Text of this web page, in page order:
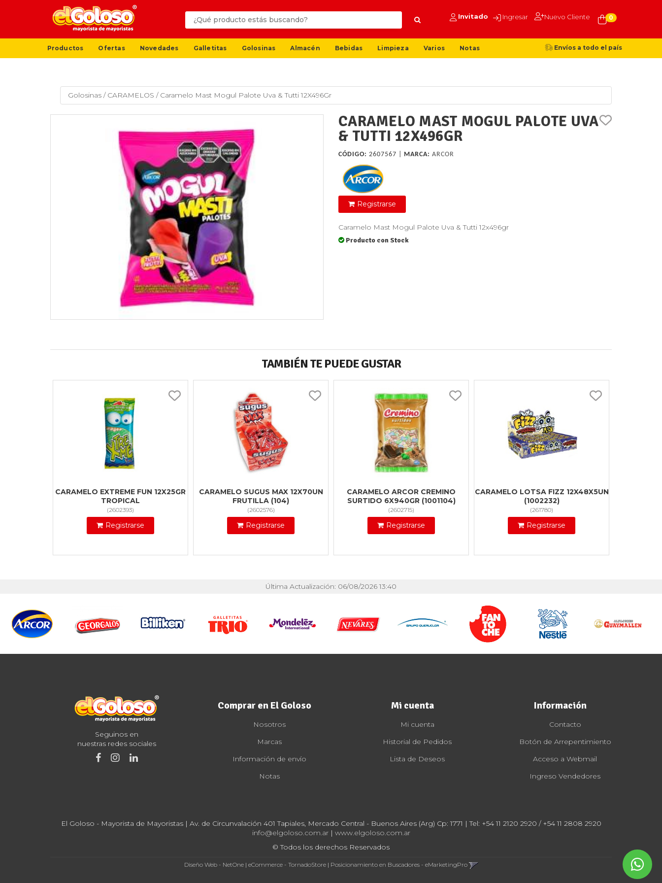
Invitado Ingresar Nuevo Cliente 0
Productos Ofertas Novedades Galletitas Golosinas Almacén Bebidas Limpieza Varios Notas Envíos a todo el país
Golosinas / CARAMELOS / Caramelo Mast Mogul Palote Uva & Tutti 12X496Gr
CARAMELO MAST MOGUL PALOTE UVA
& TUTTI 12X496GR
CÓDIGO: 2607567 | MARCA: ARCOR
Registrarse
Caramelo Mast Mogul Palote Uva & Tutti 12x496gr
Producto con Stock
TAMBIÉN TE PUEDE GUSTAR
CARAMELO EXTREME FUN 12X25GR
TROPICAL
(2602393)
Registrarse
CARAMELO SUGUS MAX 12X70UN
FRUTILLA (104)
(2602576)
Registrarse
CARAMELO ARCOR CREMINO
SURTIDO 6X940GR (1001104)
(2602715)
Registrarse
CARAMELO LOTSA FIZZ 12X48X5UN
(1002232)
(261780)
Registrarse
Última Actualización: 06/08/2026 13:40
Seguinos en
nuestras redes sociales
Comprar en El Goloso
Nosotros
Marcas
Información de envío
Notas
Mi cuenta
Mi cuenta
Historial de Pedidos
Lista de Deseos
Información
Contacto
Botón de Arrepentimiento
Acceso a Webmail
Ingreso Vendedores
El Goloso - Mayorista de Mayoristas | Av. de Circunvalación 401 Tapiales, Mercado Central - Buenos Aires (Arg) Cp: 1771 | Tel: +54 11 2120 2920 / +54 11 2808 2920
info@elgoloso.com.ar| www.elgoloso.com.ar
© Todos los derechos Reservados
Diseño Web - NetOne| eCommerce - TornadoStore| Posicionamiento en Buscadores - eMarketingPro